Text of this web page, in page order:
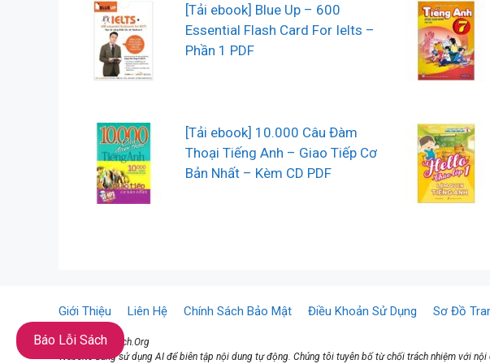
[Tải ebook] Blue Up – 600
Essential Flash Card For Ielts –
Phần 1 PDF
[Tải ebook] 10.000 Câu Đàm
Thoại Tiếng Anh – Giao Tiếp Cơ
Bản Nhất – Kèm CD PDF
Giới Thiệu Liên Hệ Chính Sách Bảo Mật Điều Khoản Sử Dụng Sơ Đồ
©2021 ♥ TaiSach.Org
Website đang sử dụng AI để biên tập nội dung tự động. Chúng tôi tuyên bố từ chối trách nhiệm với
Báo Lỗi Sách